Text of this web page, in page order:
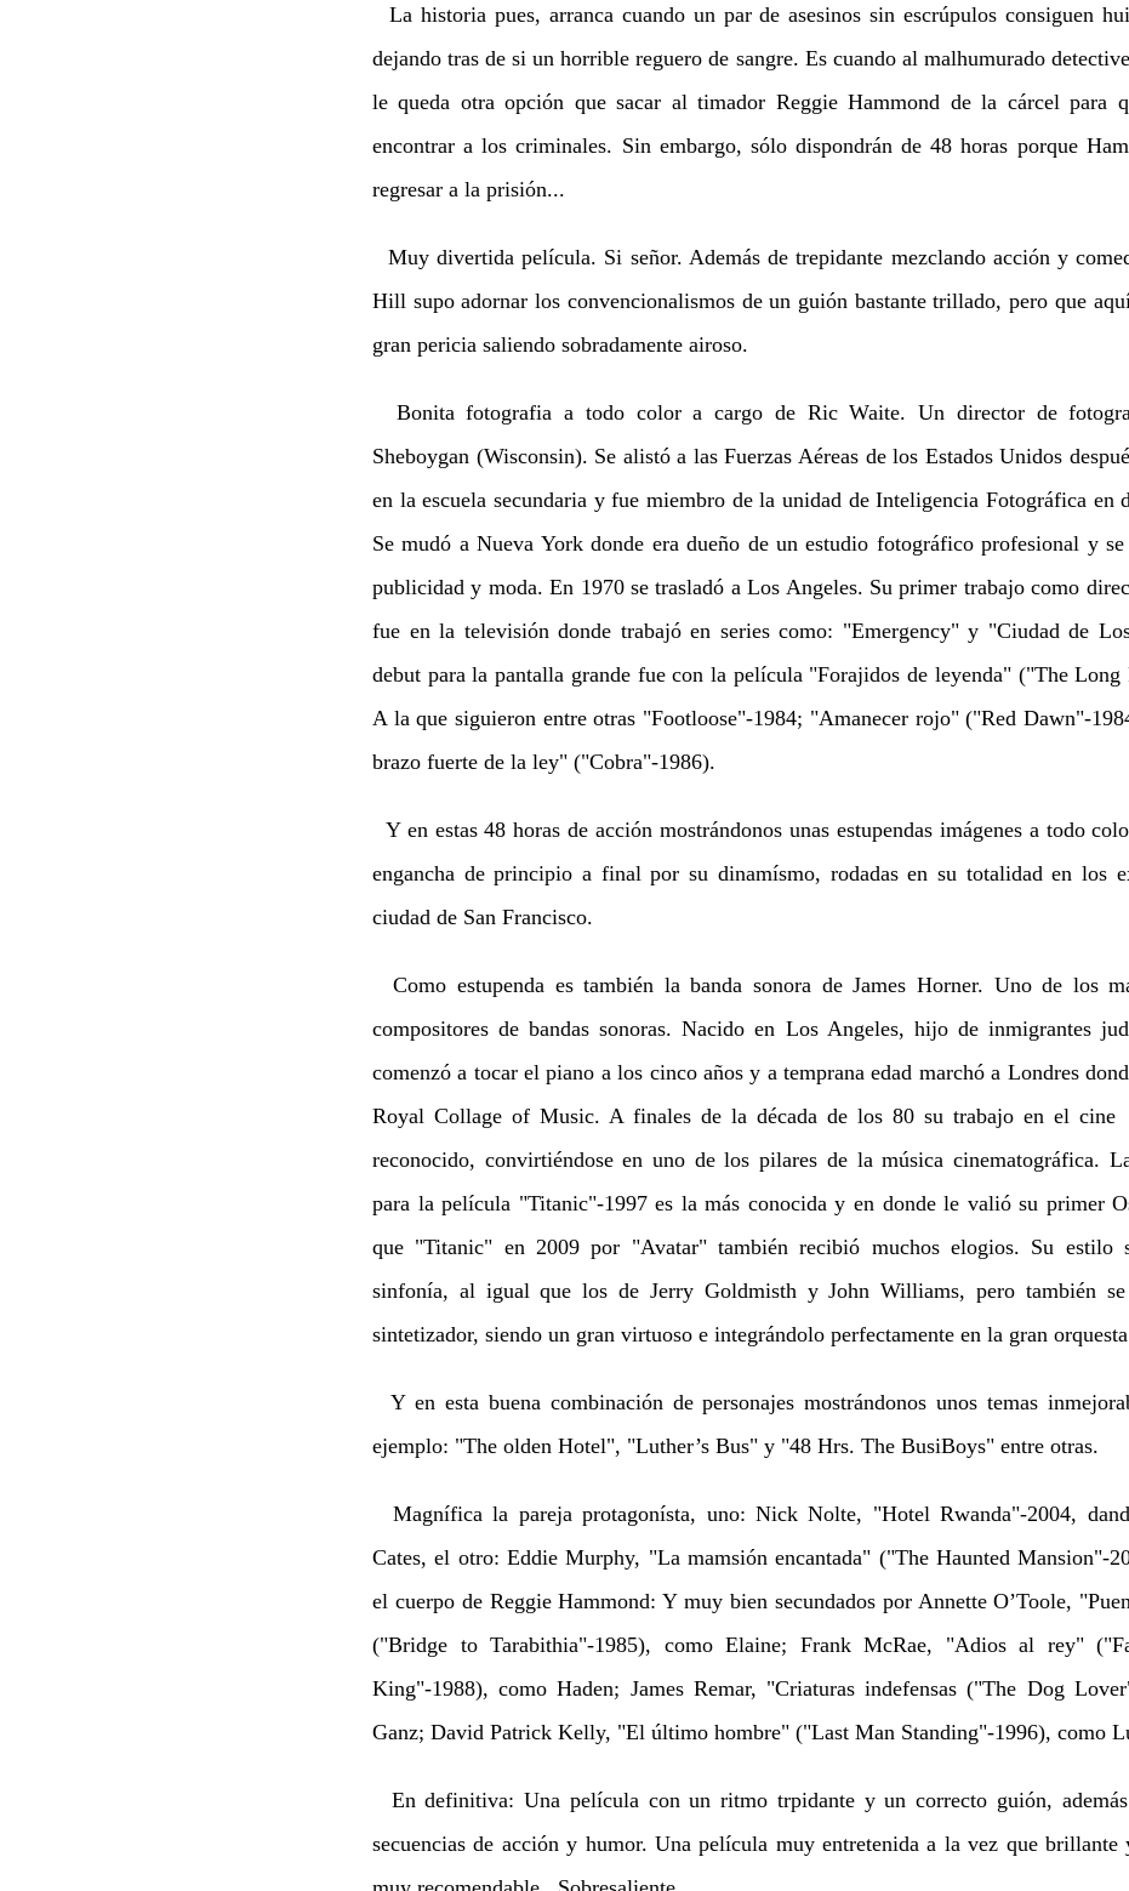
La historia pues, arranca cuando un par de asesinos sin escrúpulos consiguen
dejando tras de si un horrible reguero de sangre. Es cuando al malhumurado
le queda otra opción que sacar al timador Reggie Hammond de la cárcel para
encontrar a los criminales. Sin embargo, sólo dispondrán de 48 horas porque
regresar a la prisión...
Muy divertida película. Si señor. Además de trepidante mezclando acción y
Hill supo adornar los convencionalismos de un guión bastante trillado, pero que
gran pericia saliendo sobradamente airoso.
Bonita fotografia a todo color a cargo de Ric Waite. Un director de
Sheboygan (Wisconsin). Se alistó a las Fuerzas Aéreas de los Estados Unidos
en la escuela secundaria y fue miembro de la unidad de Inteligencia Fotográfica en
Se mudó a Nueva York donde era dueño de un estudio fotográfico profesional y se
publicidad y moda. En 1970 se trasladó a Los Angeles. Su primer trabajo como
fue en la televisión donde trabajó en series como: "Emergency" y "Ciudad de
debut para la pantalla grande fue con la película "Forajidos de leyenda" ("The Long
A la que siguieron entre otras "Footloose"-1984; "Amanecer rojo" ("Red Dawn"-
brazo fuerte de la ley" ("Cobra"-1986).
Y en estas 48 horas de acción mostrándonos unas estupendas imágenes a todo
engancha de principio a final por su dinamísmo, rodadas en su totalidad en los
ciudad de San Francisco.
Como estupenda es también la banda sonora de James Horner. Uno de los
compositores de bandas sonoras. Nacido en Los Angeles, hijo de inmigrantes
comenzó a tocar el piano a los cinco años y a temprana edad marchó a Londres
Royal Collage of Music. A finales de la década de los 80 su trabajo en el cine
reconocido, convirtiéndose en uno de los pilares de la música cinematográfica.
para la película "Titanic"-1997 es la más conocida y en donde le valió su primer
que "Titanic" en 2009 por "Avatar" también recibió muchos elogios. Su estilo
sinfonía, al igual que los de Jerry Goldmisth y John Williams, pero también
sintetizador, siendo un gran virtuoso e integrándolo perfectamente en la gran
Y en esta buena combinación de personajes mostrándonos unos temas
ejemplo: "The olden Hotel", "Luther’s Bus" y "48 Hrs. The BusiBoys" entre otras.
Magnífica la pareja protagonísta, uno: Nick Nolte, "Hotel Rwanda"-2004,
Cates, el otro: Eddie Murphy, "La mamsión encantada" ("The Haunted Mansion"-
el cuerpo de Reggie Hammond: Y muy bien secundados por Annette O’Toole,
("Bridge to Tarabithia"-1985), como Elaine; Frank McRae, "Adios al rey"
King"-1988), como Haden; James Remar, "Criaturas indefensas ("The Dog
Ganz; David Patrick Kelly, "El último hombre" ("Last Man Standing"-1996), como
En definitiva: Una película con un ritmo trpidante y un correcto guión, además
secuencias de acción y humor. Una película muy entretenida a la vez que brillante